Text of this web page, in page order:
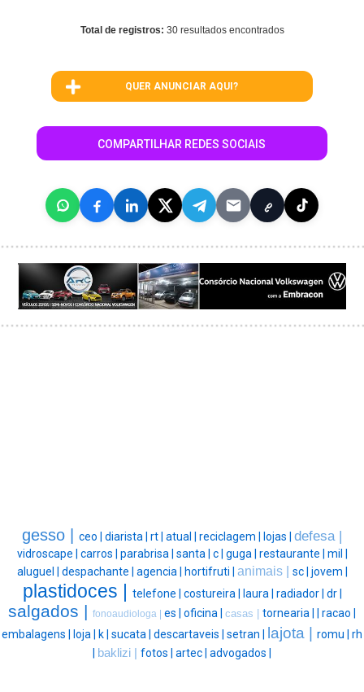
Total de registros: 30 resultados encontrados
QUER ANUNCIAR AQUI?
COMPARTILHAR REDES SOCIAIS
gesso | ceo | diarista | rt | atual | reciclagem | lojas | defesa |
vidroscape | carros | parabrisa | santa | c | guga | restaurante | mil |
aluguel | despachante | agencia | hortifruti | animais | sc | jovem |
plastidoces | telefone | costureira | laura | radiador | dr |
salgados | fonoaudiologa | es | oficina | casas | tornearia |
racao |
embalagens |
loja | k | sucata | descartaveis | setran | lajota | romu | rh
baklizi | fotos | artec | advogados |